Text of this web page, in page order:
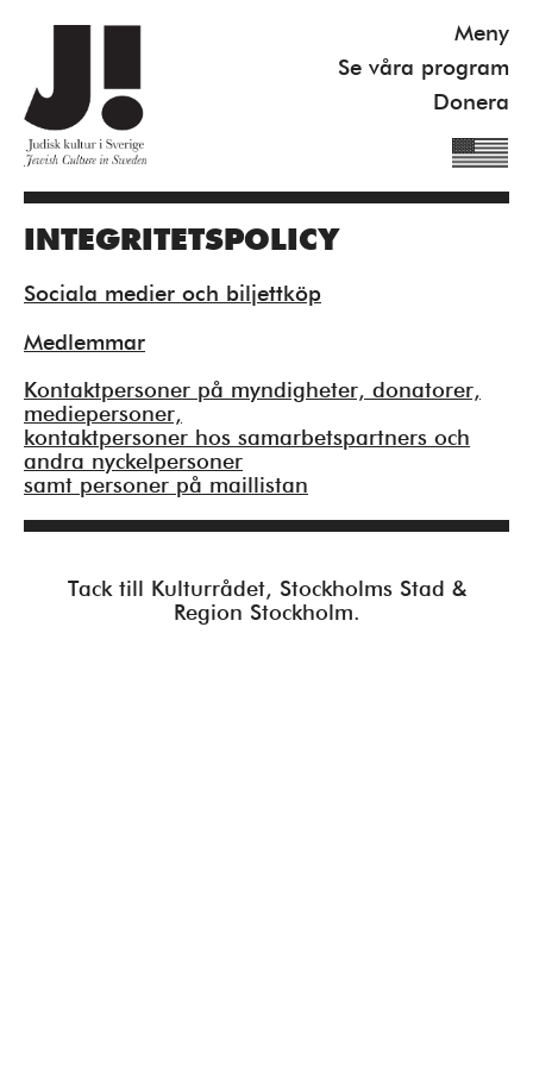
Meny
Se våra program
Donera
Om J!
Nyheter
Kommande program
Se våra program
Gilel Storch Award
Pod
Våra böcker
INTEGRITETSPOLICY
Sociala medier och biljettköp
Medlemmar
Kontaktpersoner på myndigheter, donatorer,
mediepersoner,
kontaktpersoner hos samarbetspartners och
andra nyckelpersoner
samt personer på maillistan
Tack till Kulturrådet, Stockholms Stad &
Region Stockholm.